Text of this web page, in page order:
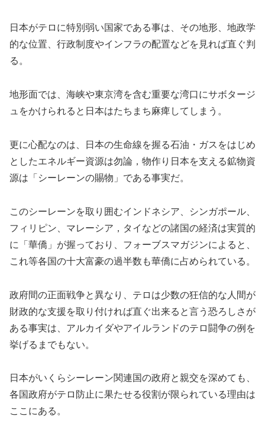
日本がテロに特別弱い国家である事は、その地形、地政学
的な位置、行政制度やインフラの配置などを見れば直ぐ判
る。
地形面では、海峡や東京湾を含む重要な湾口にサボタージ
ュをかけられると日本はたちまち麻痺してしまう。
更に心配なのは、日本の生命線を握る石油・ガスをはじめ
としたエネルギー資源は勿論，物作り日本を支える鉱物資
源は「シーレーンの賜物」である事実だ。
このシーレーンを取り囲むインドネシア、シンガポール、
フィリピン、マレーシア，タイなどの諸国の経済は実質的
に「華僑」が握っており、フォーブスマガジンによると、
これ等各国の十大富豪の過半数も華僑に占められている。
政府間の正面戦争と異なり、テロは少数の狂信的な人間が
財政的な支援を取り付ければ直ぐ出来ると言う恐ろしさが
ある事実は、アルカイダやアイルランドのテロ闘争の例を
挙げるまでもない。
日本がいくらシーレーン関連国の政府と親交を深めても、
各国政府がテロ防止に果たせる役割が限られている理由は
ここにある。